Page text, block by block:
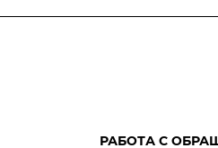
РАБОТА С